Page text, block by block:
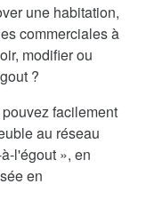
une habitation,
commerciales à
modifier ou
?
facilement
au réseau
l'égout », en
en